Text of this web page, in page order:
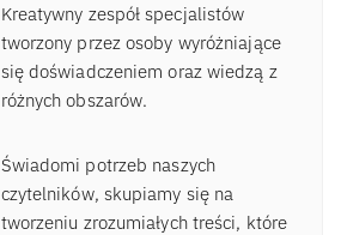
Kreatywny zespół specjalistów
tworzony przez osoby wyróżniające
się doświadczeniem oraz wiedzą z
różnych obszarów.
Świadomi potrzeb naszych
czytelników, skupiamy się na
tworzeniu zrozumiałych treści, które